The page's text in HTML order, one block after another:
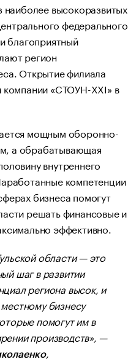
наиболее высокоразвитых
федерального
благоприятный
регион
Открытие филиала
компании «СТОУН-XXI» в
мощным оборонно-
а обрабатывающая
внутреннего
компетенции
бизнеса помогут
решать финансовые и
эффективно.
области — это
шаг в развитии
региона высок, и
бизнесу
помогут им в
производств», —
,